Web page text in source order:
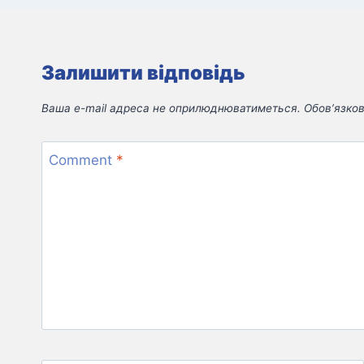
Залишити відповідь
Ваша e-mail адреса не оприлюднюватиметься.
Comment *